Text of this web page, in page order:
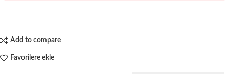
Add to compare
Favorilere ekle